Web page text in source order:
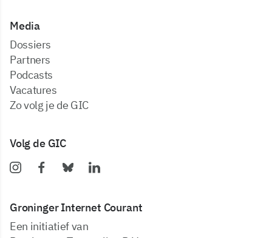
Media
dossiers
partners
podcasts
vacatures
zo volg je de GIC
Volg de GIC
Groninger Internet Courant
Een initiatief van